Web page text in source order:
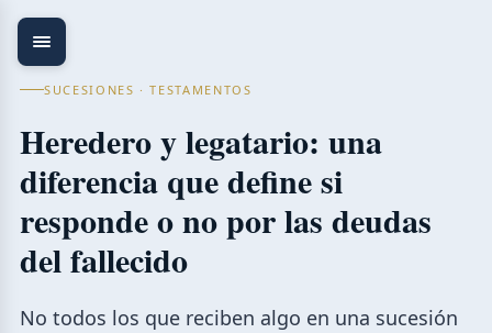
SUCESIONES · TESTAMENTOS
Heredero y legatario: una
diferencia que define si
responde o no por las deudas
del fallecido
No todos los que reciben algo en una sucesión